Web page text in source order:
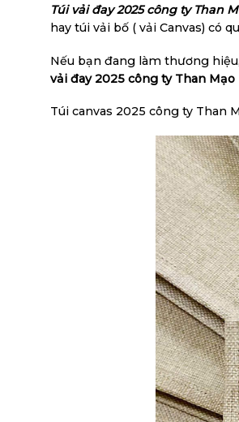
Túi vải đay 2025 công ty Than
hay túi vải bố ( vải Canvas) có
Nếu bạn đang làm thương
vải đay 2025 công ty Than Mạo
Túi canvas 2025 công ty Than